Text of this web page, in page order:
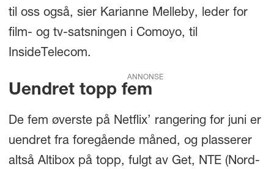
til oss også, sier Karianne Melleby, leder for
film- og tv-satsningen i Comoyo, til
InsideTelecom.
ANNONSE
Uendret topp fem
De fem øverste på Netflix’ rangering for juni er
uendret fra foregående måned, og plasserer
altså Altibox på topp, fulgt av Get, NTE (Nord-